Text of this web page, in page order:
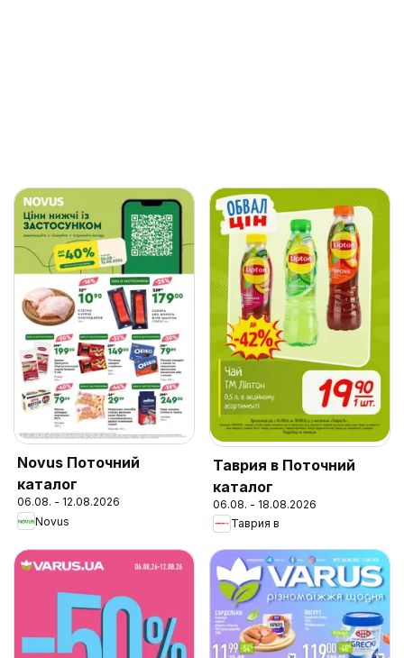
Novus Поточний
каталог
06.08. - 12.08.2026
Novus
Таврия в Поточний
каталог
06.08. - 18.08.2026
Таврия в